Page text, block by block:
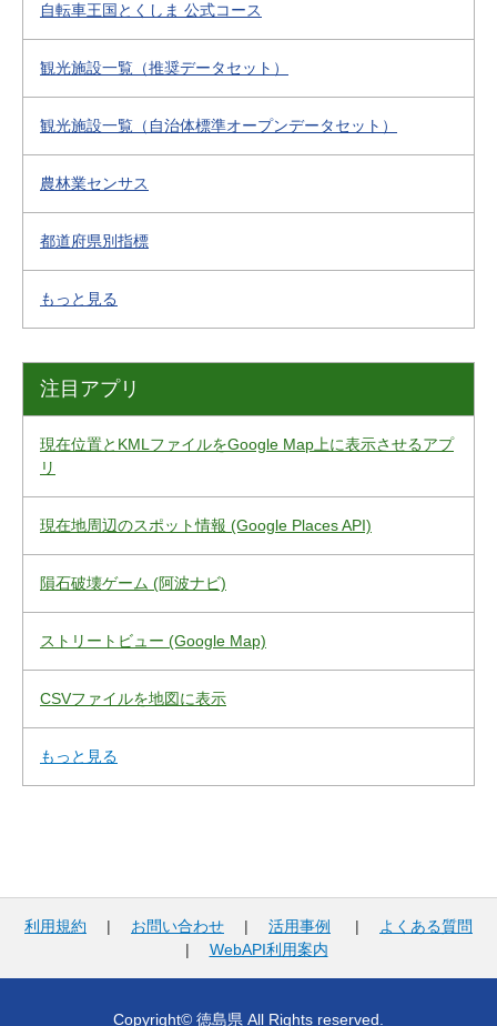
自転車王国とくしま 公式コース
観光施設一覧（推奨データセット）
観光施設一覧（自治体標準オープンデータセット）
農林業センサス
都道府県別指標
もっと見る
注目アプリ
現在位置とKMLファイルをGoogle Map上に表示させるアプ
リ
現在地周辺のスポット情報 (Google Places API)
隕石破壊ゲーム (阿波ナビ)
ストリートビュー (Google Map)
CSVファイルを地図に表示
もっと見る
利用規約 | お問い合わせ | 活用事例 |
よくある質問
| WebAPI利用案内
Copyright© 徳島県 All Rights reserved.